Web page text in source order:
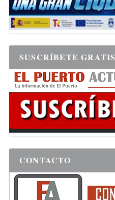
SUSCRÍBETE GRATIS
CONTACTO